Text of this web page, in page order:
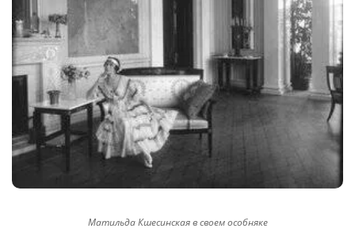
Матильда Кшесинская в своем особняке